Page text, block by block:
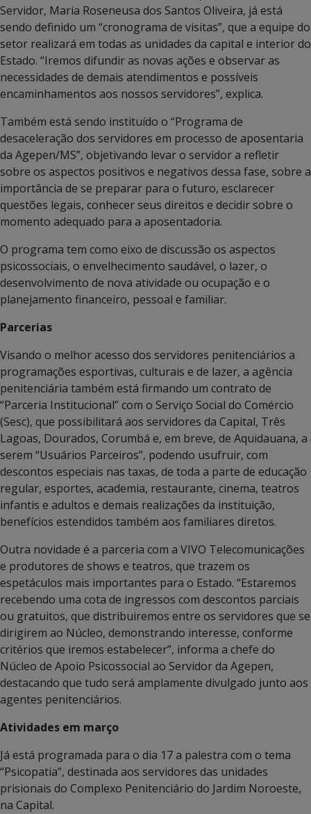
Servidor, Maria Roseneusa dos Santos Oliveira, já está
sendo definido um “cronograma de visitas”, que a equipe do
setor realizará em todas as unidades da capital e interior do
Estado. “Iremos difundir as novas ações e observar as
necessidades de demais atendimentos e possíveis
encaminhamentos aos nossos servidores”, explica.
Também está sendo instituído o “Programa de
desaceleração dos servidores em processo de aposentaria
da Agepen/MS”, objetivando levar o servidor a refletir
sobre os aspectos positivos e negativos dessa fase, sobre a
importância de se preparar para o futuro, esclarecer
questões legais, conhecer seus direitos e decidir sobre o
momento adequado para a aposentadoria.
O programa tem como eixo de discussão os aspectos
psicossociais, o envelhecimento saudável, o lazer, o
desenvolvimento de nova atividade ou ocupação e o
planejamento financeiro, pessoal e familiar.
Parcerias
Visando o melhor acesso dos servidores penitenciários a
programações esportivas, culturais e de lazer, a agência
penitenciária também está firmando um contrato de
“Parceria Institucional” com o Serviço Social do Comércio
(Sesc), que possibilitará aos servidores da Capital, Três
Lagoas, Dourados, Corumbá e, em breve, de Aquidauana, a
serem “Usuários Parceiros”, podendo usufruir, com
descontos especiais nas taxas, de toda a parte de educação
regular, esportes, academia, restaurante, cinema, teatros
infantis e adultos e demais realizações da instituição,
benefícios estendidos também aos familiares diretos.
Outra novidade é a parceria com a VIVO Telecomunicações
e produtores de shows e teatros, que trazem os
espetáculos mais importantes para o Estado. “Estaremos
recebendo uma cota de ingressos com descontos parciais
ou gratuitos, que distribuiremos entre os servidores que se
dirigirem ao Núcleo, demonstrando interesse, conforme
critérios que iremos estabelecer”, informa a chefe do
Núcleo de Apoio Psicossocial ao Servidor da Agepen,
destacando que tudo será amplamente divulgado junto aos
agentes penitenciários.
Atividades em março
Já está programada para o dia 17 a palestra com o tema
“Psicopatia”, destinada aos servidores das unidades
prisionais do Complexo Penitenciário do Jardim Noroeste,
na Capital.